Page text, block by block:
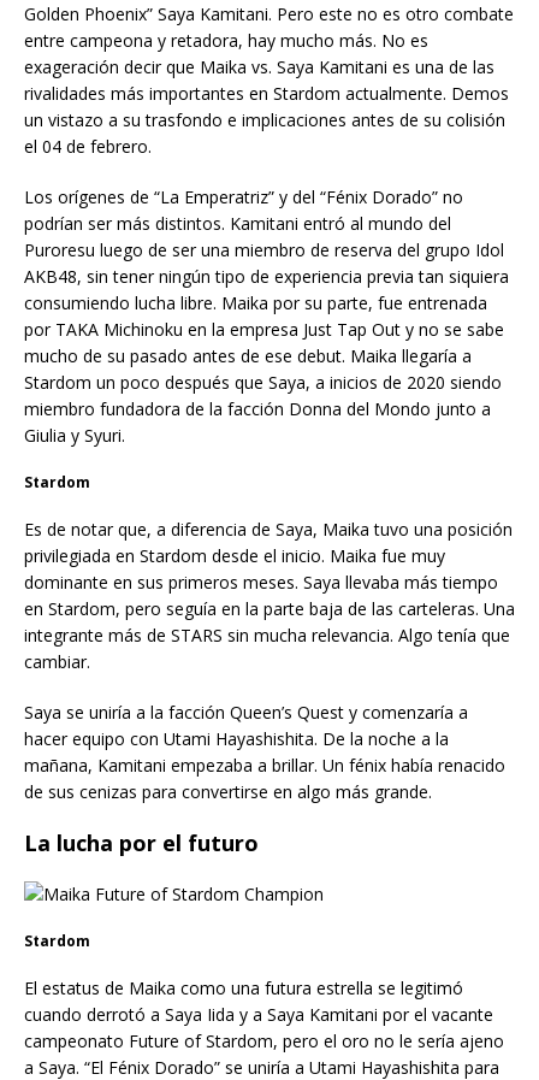
Golden Phoenix” Saya Kamitani. Pero este no es otro combate
entre campeona y retadora, hay mucho más. No es
exageración decir que Maika vs. Saya Kamitani es una de las
rivalidades más importantes en Stardom actualmente. Demos
un vistazo a su trasfondo e implicaciones antes de su colisión
el 04 de febrero.
Los orígenes de “La Emperatriz” y del “Fénix Dorado” no
podrían ser más distintos. Kamitani entró al mundo del
Puroresu luego de ser una miembro de reserva del grupo Idol
AKB48, sin tener ningún tipo de experiencia previa tan siquiera
consumiendo lucha libre. Maika por su parte, fue entrenada
por TAKA Michinoku en la empresa Just Tap Out y no se sabe
mucho de su pasado antes de ese debut. Maika llegaría a
Stardom un poco después que Saya, a inicios de 2020 siendo
miembro fundadora de la facción Donna del Mondo junto a
Giulia y Syuri.
Stardom
Es de notar que, a diferencia de Saya, Maika tuvo una posición
privilegiada en Stardom desde el inicio. Maika fue muy
dominante en sus primeros meses. Saya llevaba más tiempo
en Stardom, pero seguía en la parte baja de las carteleras. Una
integrante más de STARS sin mucha relevancia. Algo tenía que
cambiar.
Saya se uniría a la facción Queen’s Quest y comenzaría a
hacer equipo con Utami Hayashishita. De la noche a la
mañana, Kamitani empezaba a brillar. Un fénix había renacido
de sus cenizas para convertirse en algo más grande.
La lucha por el futuro
Stardom
El estatus de Maika como una futura estrella se legitimó
cuando derrotó a Saya Iida y a Saya Kamitani por el vacante
campeonato Future of Stardom, pero el oro no le sería ajeno
a Saya. “El Fénix Dorado” se uniría a Utami Hayashishita para